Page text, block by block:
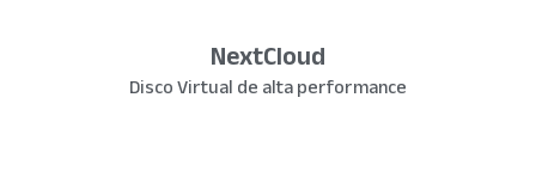
NextCloud
Disco Virtual de alta performance